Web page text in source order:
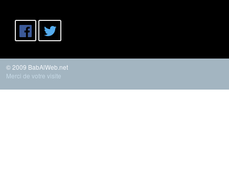
© 2009 BabAlWeb.net
Merci de votre visite